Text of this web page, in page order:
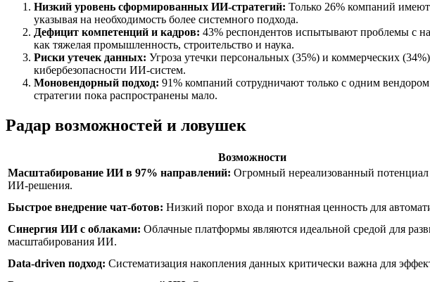
Низкий уровень сформированных ИИ-стратегий: Только 26% компаний
указывая на необходимость более системного подхода.
Дефицит компетенций и кадров: 43% респондентов испытывают проблемы с
как тяжелая промышленность, строительство и наука.
Риски утечек данных: Угроза утечки персональных (35%) и коммерческих
кибербезопасности ИИ-систем.
Моновендорный подход: 91% компаний сотрудничают только с одним
стратегии пока распространены мало.
Радар возможностей и ловушек
Возможности
Масштабирование ИИ в 97% направлений: Огромный нереализованный потенциал
ИИ-решения.
Быстрое внедрение чат-ботов: Низкий порог входа и понятная ценность для
Синергия ИИ с облаками: Облачные платформы являются идеальной средой для
масштабирования ИИ.
Data-driven подход: Систематизация накопления данных критически важна для